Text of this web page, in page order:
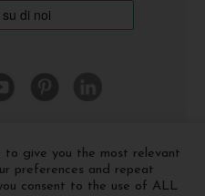
a socio unico - p.Iva
policy-Cookie policy
to give you the most relevant
preferences and repeat
consent to the use of ALL